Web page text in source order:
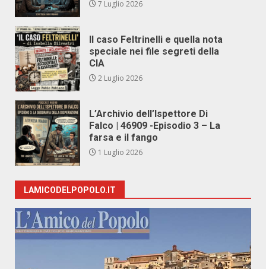
7 Luglio 2026
Il caso Feltrinelli e quella nota
speciale nei file segreti della
CIA
2 Luglio 2026
L’Archivio dell’Ispettore Di
Falco | 46909 -Episodio 3 – La
farsa e il fango
1 Luglio 2026
LAMICODELPOPOLO.IT